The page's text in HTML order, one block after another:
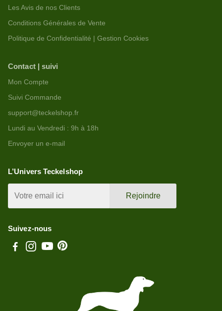
Les Avis de nos Clients
Conditions Générales de Vente
Politique de Confidentialité | Gestion Cookies
Contact | suivi
Mon Compte
Suivi Commande
support@teckelshop.fr
Lundi au Vendredi : 9h à 18h
Envoyer un e-mail
L’Univers Teckelshop
Rejoindre
Suivez-nous